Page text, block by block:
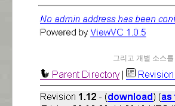
그리고 개별 소스